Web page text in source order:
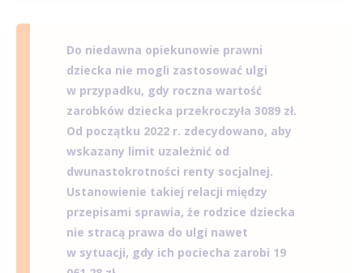
Do niedawna opiekunowie prawni
dziecka nie mogli zastosować ulgi
w przypadku, gdy roczna wartość
zarobków dziecka przekroczyła 3089 zł.
Od początku 2022 r. zdecydowano, aby
wskazany limit uzależnić od
dwunastokrotności renty socjalnej.
Ustanowienie takiej relacji między
przepisami sprawia, że rodzice dziecka
nie stracą prawa do ulgi nawet
w sytuacji, gdy ich pociecha zarobi 19